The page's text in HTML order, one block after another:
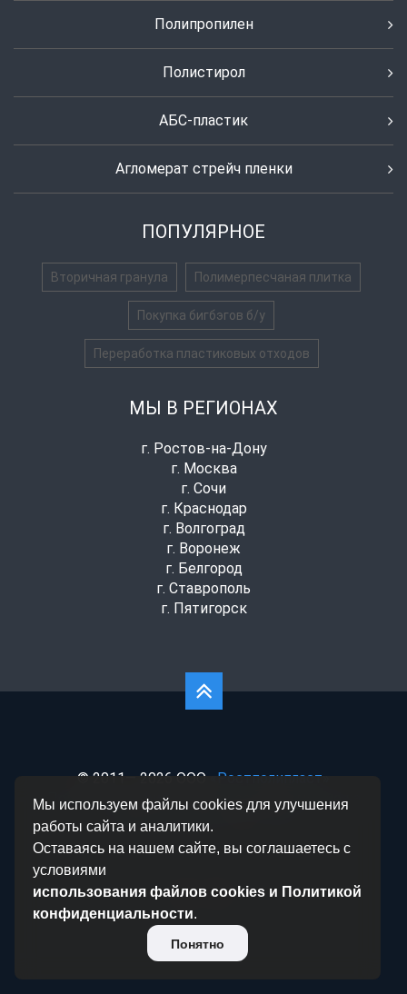
Полипропилен
Полистирол
АБС-пластик
Агломерат стрейч пленки
ПОПУЛЯРНОЕ
Вторичная гранула Полимерпесчаная плитка
Покупка бигбэгов б/у
Переработка пластиковых отходов
МЫ В РЕГИОНАХ
г. Ростов-на-Дону
г. Москва
г. Сочи
г. Краснодар
г. Волгоград
г. Воронеж
г. Белгород
г. Ставрополь
г. Пятигорск
© 2011— 2026 ООО
«Ростполипласт»
Политика конфиденциальности| Согласие на
Мы используем файлы cookies для улучшения
работы сайта и аналитики.
Оставаясь на нашем сайте, вы соглашаетесь с
условиями
использования файлов cookies и Политикой
конфиденциальности.
Понятно